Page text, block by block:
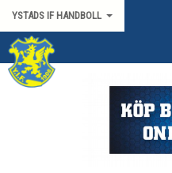
YSTADS IF HANDBOLL
HEM